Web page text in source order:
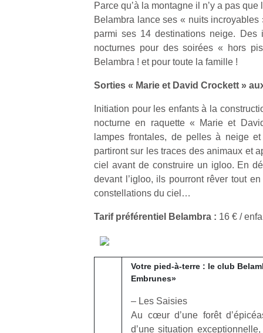
Parce quʼà la montagne il nʼy a pas
Belambra lance ses « nuits
parmi ses 14 destinations neige. Des
nocturnes pour des soirées « hors
Belambra ! et pour toute la famille !
Sorties « Marie et David Crockett »
Initiation pour les enfants à la
nocturne en raquette « Marie et
lampes frontales, de pelles à neige
partiront sur les traces des animaux et
ciel avant de construire un igloo. En
devant l’igloo, ils pourront rêver tout
constellations du ciel…
Tarif préférentiel Belambra : 16 € /
Votre pied-à-terre : le club
Embrunes»
– Les Saisies
Au cœur dʼune forêt
dʼune situation